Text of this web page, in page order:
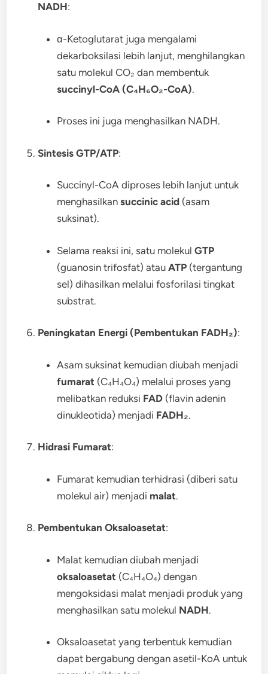
NADH:
α-Ketoglutarat juga mengalami
dekarboksilasi lebih lanjut, menghilangkan
satu molekul CO₂ dan membentuk
succinyl-CoA (C₄H₆O₂-CoA).
Proses ini juga menghasilkan NADH.
Sintesis GTP/ATP:
Succinyl-CoA diproses lebih lanjut untuk
menghasilkansuccinic acid (asam
suksinat).
Selama reaksi ini, satu molekulGTP
(guanosin trifosfat) atauATP (tergantung
sel) dihasilkan melalui fosforilasi tingkat
substrat.
Peningkatan Energi (Pembentukan FADH₂):
Asam suksinat kemudian diubah menjadi
fumarat (C₄H₄O₄) melalui proses yang
melibatkan reduksi FAD (flavin adenin
dinukleotida) menjadi FADH₂.
Hidrasi Fumarat:
Fumarat kemudian terhidrasi (diberi satu
molekul air) menjadi malat.
Pembentukan Oksaloasetat:
Malat kemudian diubah menjadi
oksaloasetat (C₄H₄O₄) dengan
mengoksidasi malat menjadi produk yang
menghasilkan satu molekul NADH.
Oksaloasetat yang terbentuk kemudian
dapat bergabung dengan asetil-KoA untuk